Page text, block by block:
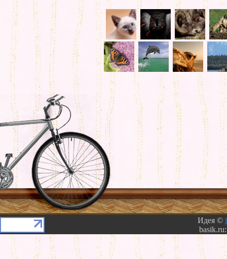
Идея ©